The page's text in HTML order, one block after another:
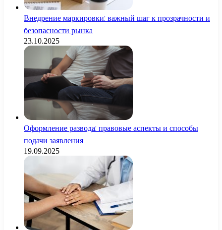
Внедрение маркировки: важный шаг к прозрачности и
безопасности рынка
23.10.2025
Оформление развода: правовые аспекты и способы
подачи заявления
19.09.2025